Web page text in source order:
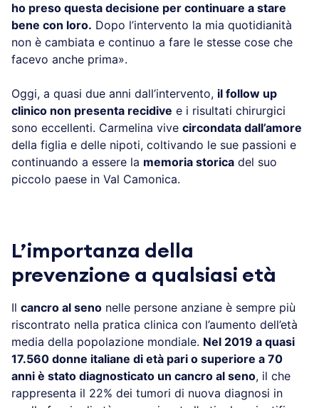
ho preso questa decisione per continuare a stare
bene con loro. Dopo l’intervento la mia quotidianità
non è cambiata e continuo a fare le stesse cose che
facevo anche prima».
Oggi, a quasi due anni dall’intervento, il follow up
clinico non presenta recidive e i risultati chirurgici
sono eccellenti. Carmelina vive circondata dall’amore
della figlia e delle nipoti, coltivando le sue passioni e
continuando a essere la memoria storica del suo
piccolo paese in Val Camonica.
L’importanza della
prevenzione a qualsiasi età
Il cancro al seno nelle persone anziane è sempre più
riscontrato nella pratica clinica con l’aumento dell’età
media della popolazione mondiale. Nel 2019 a quasi
17.560 donne italiane di età pari o superiore a 70
anni è stato diagnosticato un cancro al seno, il che
rappresenta il 22% dei tumori di nuova diagnosi in